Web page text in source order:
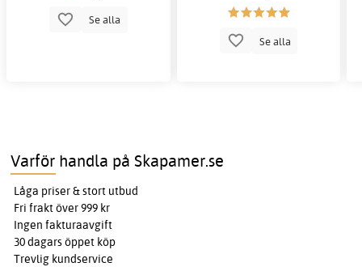
Se alla
Se alla
Varför handla på Skapamer.se
Låga priser & stort utbud
Fri frakt över 999 kr
Ingen fakturaavgift
30 dagars öppet köp
Trevlig kundservice